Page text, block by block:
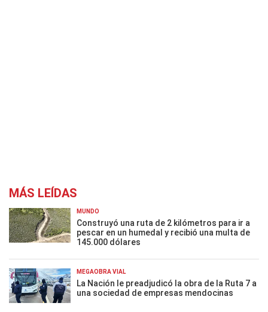
MÁS LEÍDAS
MUNDO
Construyó una ruta de 2 kilómetros para ir a
pescar en un humedal y recibió una multa de
145.000 dólares
MEGAOBRA VIAL
La Nación le preadjudicó la obra de la Ruta 7 a
una sociedad de empresas mendocinas